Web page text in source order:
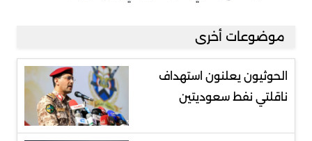
موضوعات أخرى
الحوثيون يعلنون استهداف
ناقلتي نفط سعوديتين